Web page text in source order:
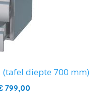
(tafel diepte 700 mm)
799,00